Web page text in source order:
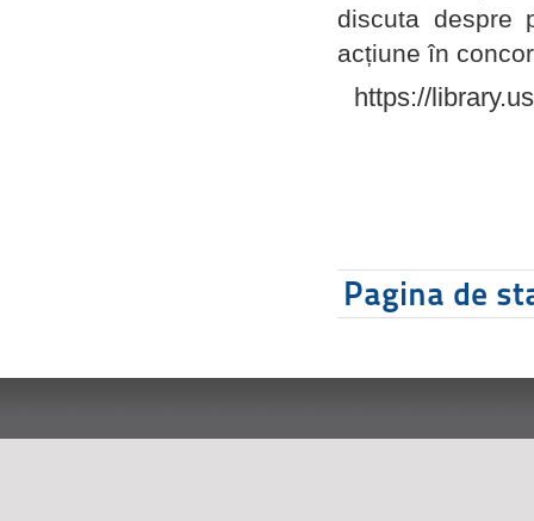
discuta despre
acțiune în
https://
Pagina de